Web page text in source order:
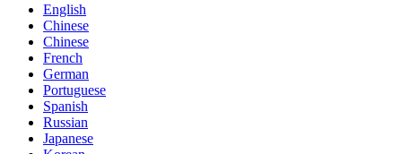
English
Chinese
Chinese
French
German
Portuguese
Spanish
Russian
Japanese